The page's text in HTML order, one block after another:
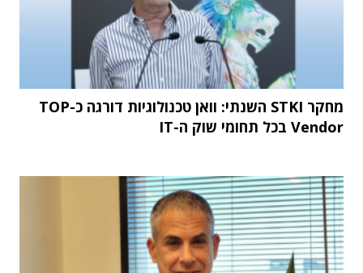
מחקר STKI השנתי: וואן טכנולוגיות דורגה כ-TOP
Vendor בכל תחומי שוק ה-IT